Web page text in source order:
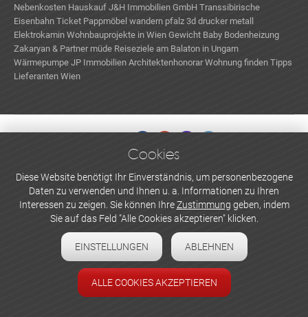
Nebenkosten Hauskauf J&H Immobilien GmbH Transsibirische
Eisenbahn Ticket Pappmöbel wandern pfalz 3d drucker metall
Elektrokamin Wohnbauprojekte in Wien Gewicht Baby Bodenheizung
Zakaryan & Partner müde Reiseziele am Balaton in Ungarn
Wärmepumpe JP Immobilien Architektenhonorar Wohnung finden Tipps
Lieferanten Wien
WERBEN UND INSERIEREN
Newsletter abonnieren
Datenschutzerklärung
Cookie-Einstellungen
Cookies
Diese Website benötigt Ihr Einverständnis, um personenbezogene
Daten zu verwenden und Ihnen u. a. Informationen zu Ihren
Interessen zu zeigen. Sie können IhreZustimmung geben, indem
Sie auf das Feld "Alle Cookies akzeptieren" klicken.
EINSTELLUNGEN ABLEHNEN
ALLE COOKIES AKZEPTIEREN